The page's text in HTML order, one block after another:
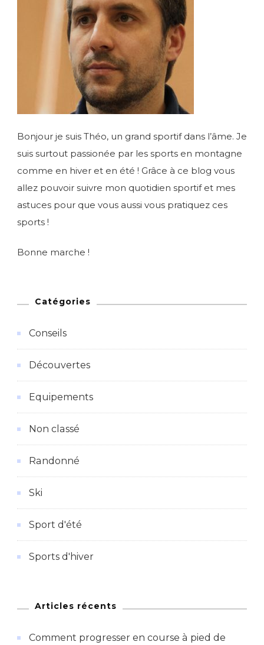
Bonjour je suis Théo, un grand sportif dans l’âme. Je
suis surtout passionée par les sports en montagne
comme en hiver et en été ! Grâce à ce blog vous
allez pouvoir suivre mon quotidien sportif et mes
astuces pour que vous aussi vous pratiquez ces
sports !
Bonne marche !
Catégories
Conseils
Découvertes
Equipements
Non classé
Randonné
Ski
Sport d'été
Sports d'hiver
Articles récents
Comment progresser en course à pied de